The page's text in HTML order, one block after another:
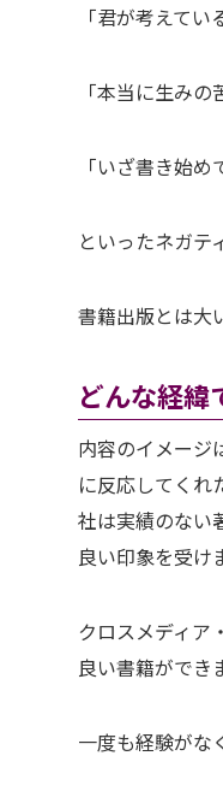
「君が考えてい
「本当に生み
「いざ書き始
といったネガテ
書籍出版とは大
どんな経緯
内容のイメージ
に反応してくれ
社は実績のない
良い印象を受け
クロスメディア
良い書籍ができ
一度も経験がな